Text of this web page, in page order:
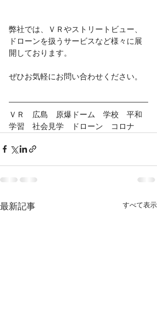
弊社では、ＶＲやストリートビュー、
ドローンを扱うサービスなど様々に展
開しております。
ぜひお気軽にお問い合わせください。
ＶＲ　広島　原爆ドーム　学校　平和
学習　社会見学　ドローン　コロナ
最新記事 すべて表示